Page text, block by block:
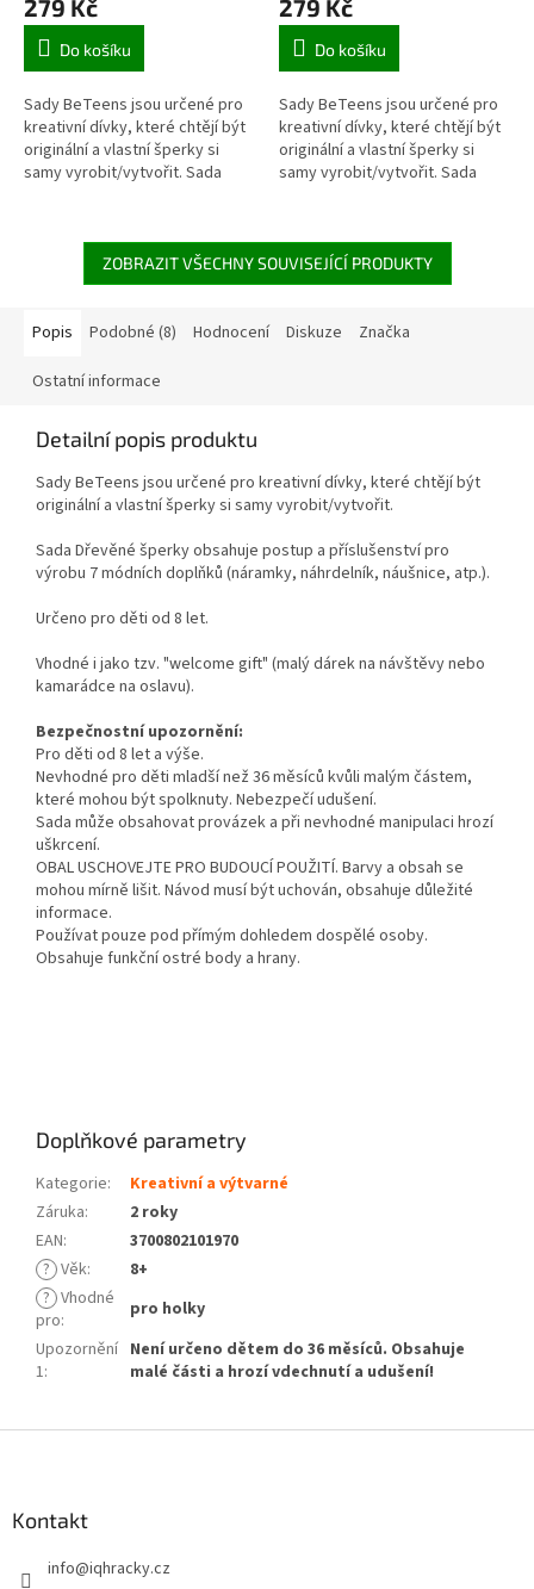
279 Kč
Do košíku
Sady BeTeens jsou určené pro
kreativní dívky, které chtějí být
originální a vlastní šperky si
samy vyrobit/vytvořit. Sada
279 Kč
Do košíku
Sady BeTeens jsou určené pro
kreativní dívky, které chtějí být
originální a vlastní šperky si
samy vyrobit/vytvořit. Sada
ZOBRAZIT VŠECHNY SOUVISEJÍCÍ PRODUKTY
Popis Podobné (8) Hodnocení Diskuze Značka
Ostatní informace
Detailní popis produktu
Sady BeTeens jsou určené pro kreativní dívky, které chtějí být
originální a vlastní šperky si samy vyrobit/vytvořit.
Sada Dřevěné šperky obsahuje postup a příslušenství pro
výrobu 7 módních doplňků (náramky, náhrdelník, náušnice, atp.).
Určeno pro děti od 8 let.
Vhodné i jako tzv. "welcome gift" (malý dárek na návštěvy nebo
kamarádce na oslavu).
Bezpečnostní upozornění:
Pro děti od 8 let a výše.
Nevhodné pro děti mladší než 36 měsíců kvůli malým částem,
které mohou být spolknuty. Nebezpečí udušení.
Sada může obsahovat provázek a při nevhodné manipulaci hrozí
uškrcení.
OBAL USCHOVEJTE PRO BUDOUCÍ POUŽITÍ. Barvy a obsah se
mohou mírně lišit. Návod musí být uchován, obsahuje důležité
informace.
Používat pouze pod přímým dohledem dospělé osoby.
Obsahuje funkční ostré body a hrany.
Doplňkové parametry
Kategorie:
Kreativní a výtvarné
Záruka:
2 roky
EAN:
3700802101970
? Věk:
8+
? Vhodné
pro:
pro holky
Upozornění
1:
Není určeno dětem do 36 měsíců. Obsahuje
malé části a hrozí vdechnutí a udušení!
Kontakt
info@iqhracky.cz